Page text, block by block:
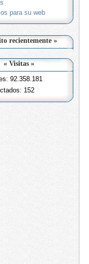
para su web
recientemente »
« Visitas »
92.358.181
152